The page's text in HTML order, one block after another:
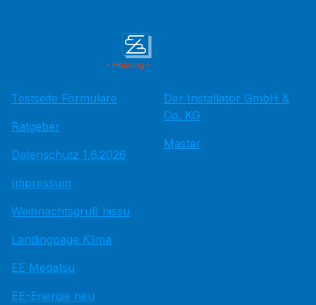
Testseite Formulare
Ratgeber
Datenschutz 1.6.2026
Impressum
Weihnachtsgruß hissu
Landingpage Klima
EE Medatsu
EE-Energie neu
Der Installatör GmbH &
Co. KG
Master